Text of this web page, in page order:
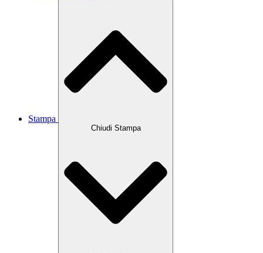
Stampa
Chiudi Stampa